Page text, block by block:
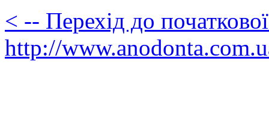
< -- Перехід до
http://